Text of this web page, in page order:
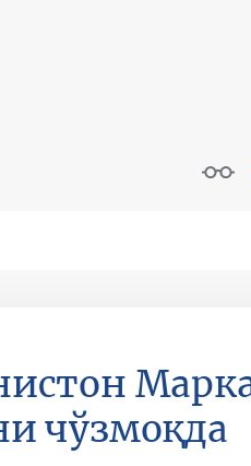
чўзмоқда